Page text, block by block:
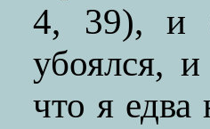
4, 39), и
убоялся,
что я едва